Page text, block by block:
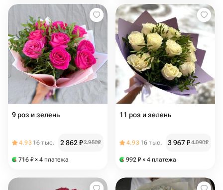
9 роз и зелень
4.93 16 тыс. 2 862₽2 950₽
716 ₽ × 4 платежа
11 роз и зелень
4.93 16 тыс. 3 967₽4 090₽
992 ₽ × 4 платежа